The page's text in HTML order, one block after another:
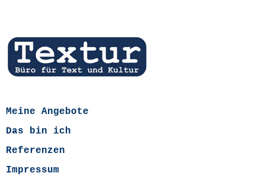
Meine Angebote
Das bin ich
Referenzen
Impressum